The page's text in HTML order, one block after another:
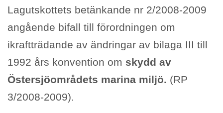
Lagutskottets betänkande nr 2/2008-2009
angående bifall till förordningen om
ikraftträdande av ändringar av bilaga III till
1992 års konvention om skydd av
Östersjöområdets marina miljö. (RP
3/2008-2009).